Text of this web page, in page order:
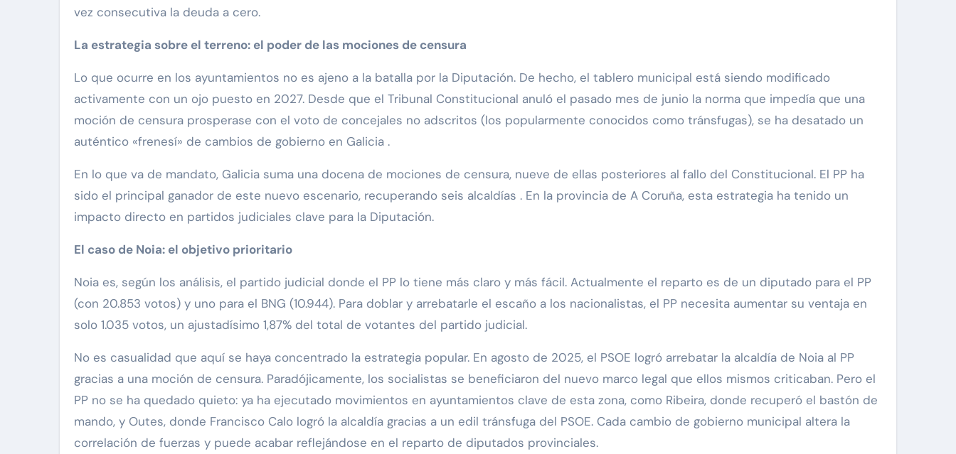
vez consecutiva la deuda a cero.
La estrategia sobre el terreno: el poder de las mociones de censura
Lo que ocurre en los ayuntamientos no es ajeno a la batalla por la Diputación. De hecho, el tablero municipal está siendo modificado
activamente con un ojo puesto en 2027. Desde que el Tribunal Constitucional anuló el pasado mes de junio la norma que impedía que una
moción de censura prosperase con el voto de concejales no adscritos (los popularmente conocidos como tránsfugas), se ha desatado un
auténtico «frenesí» de cambios de gobierno en Galicia .
En lo que va de mandato, Galicia suma una docena de mociones de censura, nueve de ellas posteriores al fallo del Constitucional. El PP ha
sido el principal ganador de este nuevo escenario, recuperando seis alcaldías . En la provincia de A Coruña, esta estrategia ha tenido un
impacto directo en partidos judiciales clave para la Diputación.
El caso de Noia: el objetivo prioritario
Noia es, según los análisis, el partido judicial donde el PP lo tiene más claro y más fácil. Actualmente el reparto es de un diputado para el PP
(con 20.853 votos) y uno para el BNG (10.944). Para doblar y arrebatarle el escaño a los nacionalistas, el PP necesita aumentar su ventaja en
solo 1.035 votos, un ajustadísimo 1,87% del total de votantes del partido judicial.
No es casualidad que aquí se haya concentrado la estrategia popular. En agosto de 2025, el PSOE logró arrebatar la alcaldía de Noia al PP
gracias a una moción de censura. Paradójicamente, los socialistas se beneficiaron del nuevo marco legal que ellos mismos criticaban. Pero el
PP no se ha quedado quieto: ya ha ejecutado movimientos en ayuntamientos clave de esta zona, como Ribeira, donde recuperó el bastón de
mando, y Outes, donde Francisco Calo logró la alcaldía gracias a un edil tránsfuga del PSOE. Cada cambio de gobierno municipal altera la
correlación de fuerzas y puede acabar reflejándose en el reparto de diputados provinciales.